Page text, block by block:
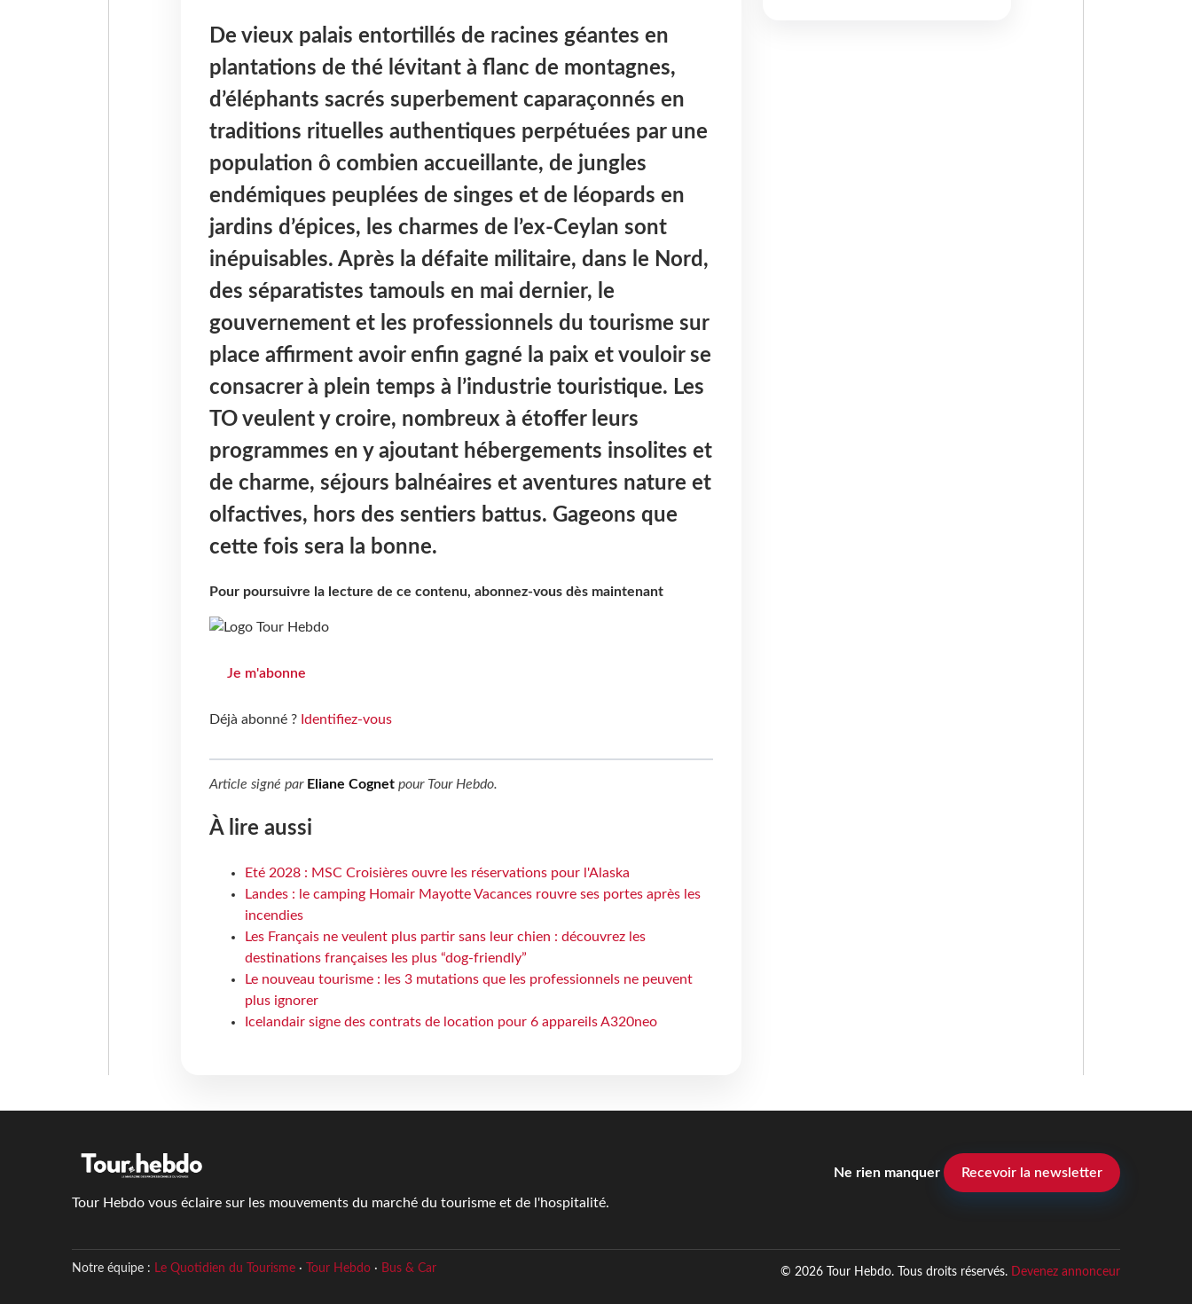
De vieux palais entortillés de racines géantes en
plantations de thé lévitant à flanc de montagnes,
d’éléphants sacrés superbement caparaçonnés en
traditions rituelles authentiques perpétuées par une
population ô combien accueillante, de jungles
endémiques peuplées de singes et de léopards en
jardins d’épices, les charmes de l’ex-Ceylan sont
inépuisables. Après la défaite militaire, dans le Nord,
des séparatistes tamouls en mai dernier, le
gouvernement et les professionnels du tourisme sur
place affirment avoir enfin gagné la paix et vouloir se
consacrer à plein temps à l’industrie touristique. Les
TO veulent y croire, nombreux à étoffer leurs
programmes en y ajoutant hébergements insolites et
de charme, séjours balnéaires et aventures nature et
olfactives, hors des sentiers battus. Gageons que
cette fois sera la bonne.
Pour poursuivre la lecture de ce contenu, abonnez-vous dès maintenant
Je m'abonne
Déjà abonné ? Identifiez-vous
Article signé par Eliane Cognetpour Tour Hebdo.
À lire aussi
Eté 2028 : MSC Croisières ouvre les réservations pour l'Alaska
Landes : le camping Homair Mayotte Vacances rouvre ses portes après les
incendies
Les Français ne veulent plus partir sans leur chien : découvrez les
destinations françaises les plus “dog-friendly”
Le nouveau tourisme : les 3 mutations que les professionnels ne peuvent
plus ignorer
Icelandair signe des contrats de location pour 6 appareils A320neo
Tour Hebdo vous éclaire sur les mouvements du marché du tourisme et de l'hospitalité.
Ne rien manquer Recevoir la newsletter
Notre équipe : Le Quotidien du Tourisme· Tour Hebdo· Bus & Car © 2026 Tour Hebdo. Tous droits réservés. Devenez annonceur